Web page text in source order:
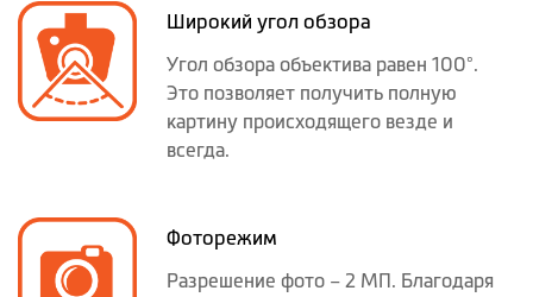
Широкий угол обзора
Угол обзора объектива равен 100°.
Это позволяет получить полную
картину происходящего везде и
всегда.
Фоторежим
Разрешение фото – 2 МП. Благодаря